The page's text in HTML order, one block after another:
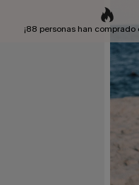
¡88 personas han comprado